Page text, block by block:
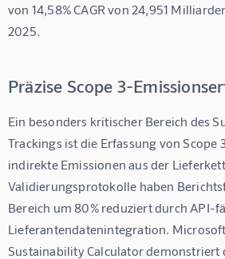
von 14,58% CAGR von 24,951
2025.
Präzise Scope 3-
Ein besonders kritischer Bereich des
Trackings ist die Erfassung von Scope
indirekte Emissionen aus der
Validierungsprotokolle haben
Bereich um 80% reduziert durch API-
Lieferantendatenintegration.
Sustainability Calculator demonstriert